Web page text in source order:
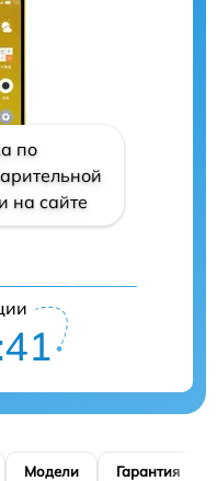
по
на сайте
Модели Гарантия